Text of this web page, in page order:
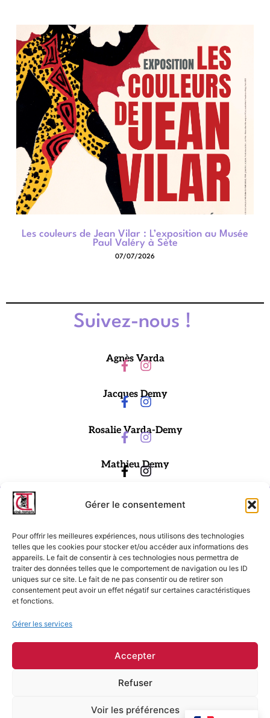
Gérer le consentement
Pour offrir les meilleures expériences, nous utilisons des technologies
telles que les cookies pour stocker et/ou accéder aux informations des
appareils. Le fait de consentir à ces technologies nous permettra de
traiter des données telles que le comportement de navigation ou les ID
uniques sur ce site. Le fait de ne pas consentir ou de retirer son
consentement peut avoir un effet négatif sur certaines caractéristiques
et fonctions.
Gérer les services
Accepter
Refuser
Voir les préférences
Les couleurs de Jean Vilar : L’exposition au Musée
Paul Valéry à Sète
07/07/2026
Suivez-nous !
Agnès Varda
Jacques Demy
Rosalie Varda-Demy
Mathieu Demy
Ciné-Tamaris
88 rue Daguerre,